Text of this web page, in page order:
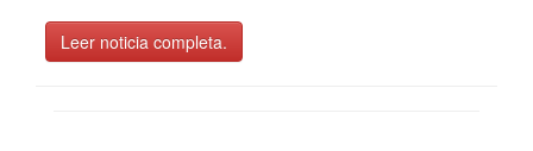
Leer noticia completa.